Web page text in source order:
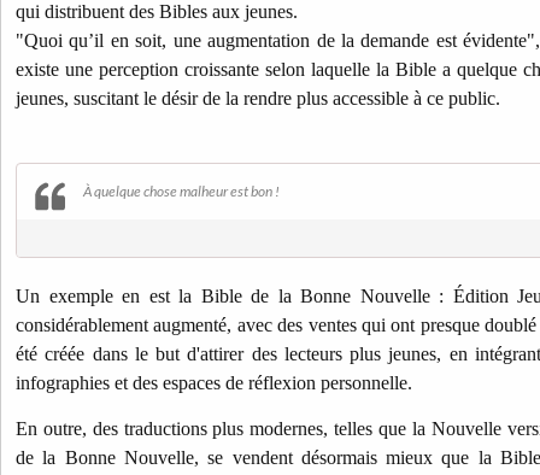
qui distribuent des Bibles aux jeunes.
"Quoi qu’il en soit, une augmentation de la demande est
existe une perception croissante selon laquelle la Bible a quelque
jeunes, suscitant le désir de la rendre plus accessible à ce public.
À quelque chose malheur est bon !
Un exemple en est la Bible de la Bonne Nouvelle : Édition
considérablement augmenté, avec des ventes qui ont presque
été créée dans le but d'attirer des lecteurs plus jeunes, en
infographies et des espaces de réflexion personnelle.
En outre, des traductions plus modernes, telles que la Nouvelle
de la Bonne Nouvelle, se vendent désormais mieux que la